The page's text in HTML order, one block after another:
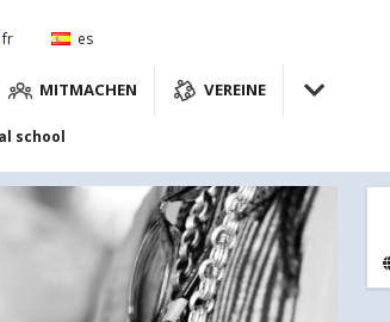
fr es
MITMACHEN VEREINE
school